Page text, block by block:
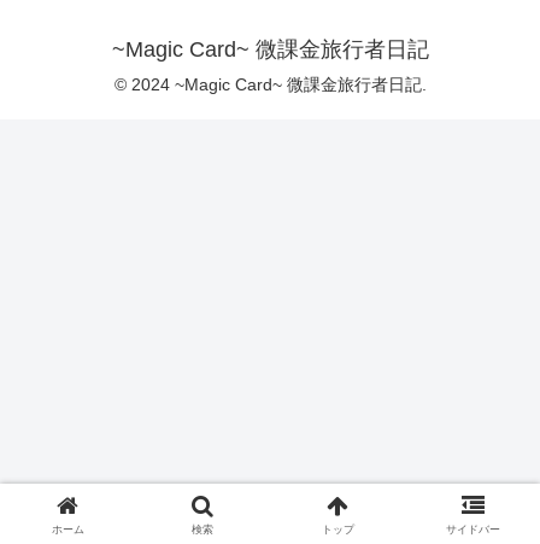
~Magic Card~ 微課金旅行者日記
© 2024 ~Magic Card~ 微課金旅行者日記.
ホーム 検索 トップ サイドバー